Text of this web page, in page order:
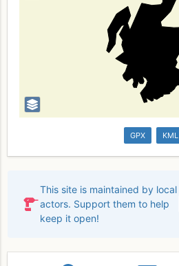
GPX KML
This site is maintained by local
actors. Support them to help
keep it open!